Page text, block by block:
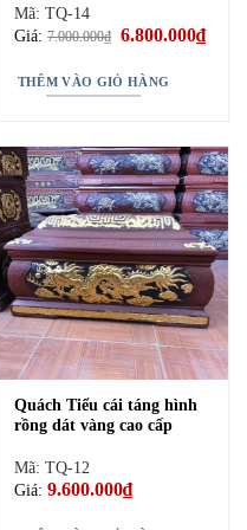
(gốm đất đỏ)
Mã: TQ-14
Giá:7.000.000₫ Giá
7.000.000₫.
6.800.000₫Giá
hiện
THÊM VÀO GIỎ HÀNG
Quách Tiểu cái táng hình
rồng dát vàng cao cấp
Mã: TQ-12
Giá:9.600.000₫